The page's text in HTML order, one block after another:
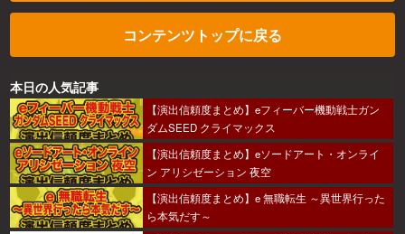
コンテンツトップに戻る
本日の人気記事
【演出信頼度まとめ】eフィーバー機動戦士ガン
ダムSEED クライマックス
【演出信頼度まとめ】eソードアート・オンライ
ン アリシゼーション 夜空
【演出信頼度まとめ】e 無職転生 ～異世界行った
ら本気だす～